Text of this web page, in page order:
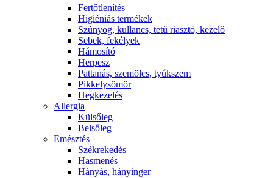
Fertőtlenítés
Higiéniás termékek
Szúnyog, kullancs, tetű riasztó, kezelő
Sebek, fekélyek
Hámosító
Herpesz
Pattanás, szemölcs, tyúkszem
Pikkelysömör
Hegkezelés
Allergia
Külsőleg
Belsőleg
Emésztés
Székrekedés
Hasmenés
Hányás, hányinger